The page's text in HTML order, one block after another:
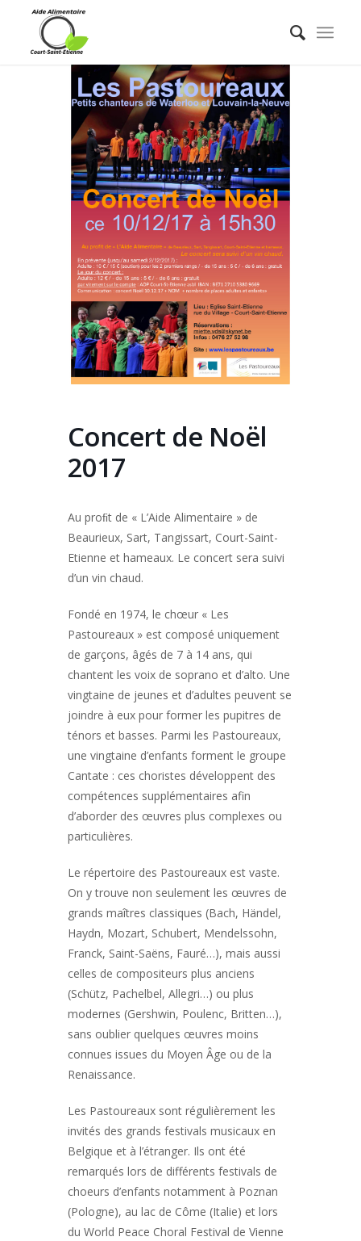
Concert de Noël
2017
Au proﬁt de « L’Aide Alimentaire » de
Beaurieux, Sart, Tangissart, Court-Saint-
Etienne et hameaux. Le concert sera suivi
d’un vin chaud.
Fondé en 1974, le chœur « Les
Pastoureaux » est composé uniquement
de garçons, âgés de 7 à 14 ans, qui
chantent les voix de soprano et d’alto. Une
vingtaine de jeunes et d’adultes peuvent se
joindre à eux pour former les pupitres de
ténors et basses. Parmi les Pastoureaux,
une vingtaine d’enfants forment le groupe
Cantate : ces choristes développent des
compétences supplémentaires afin
d’aborder des œuvres plus complexes ou
particulières.
Le répertoire des Pastoureaux est vaste.
On y trouve non seulement les œuvres de
grands maîtres classiques (Bach, Händel,
Haydn, Mozart, Schubert, Mendelssohn,
Franck, Saint-Saëns, Fauré…), mais aussi
celles de compositeurs plus anciens
(Schütz, Pachelbel, Allegri…) ou plus
modernes (Gershwin, Poulenc, Britten…),
sans oublier quelques œuvres moins
connues issues du Moyen Âge ou de la
Renaissance.
Les Pastoureaux sont régulièrement les
invités des grands festivals musicaux en
Belgique et à l’étranger. Ils ont été
remarqués lors de différents festivals de
choeurs d’enfants notamment à Poznan
(Pologne), au lac de Côme (Italie) et lors
du World Peace Choral Festival de Vienne